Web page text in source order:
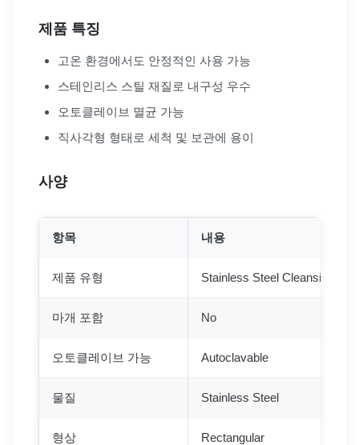
제품 특징
고온 환경에서도 안정적인 사용 가능
스테인리스 스틸 재질로 내구성 우수
오토클레이브 멸균 가능
직사각형 형태로 세척 및 보관에 용이
사양
항목 내용
제품 유형 Stainless Steel Cleansing
마개 포함 No
오토클레이브 가능 Autoclavable
물질 Stainless Steel
형상 Rectangular